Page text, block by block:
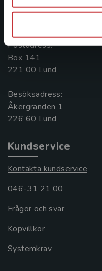
Kontakta oss
Postadress:
Box 141
221 00 Lund
Besöksadress:
Åkergränden 1
Kundservice
Kontakta kundservice
046-31 21 00
Frågor och svar
Köpvillkor
Systemkrav